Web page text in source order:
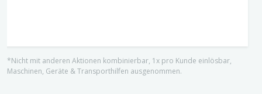
*Nicht mit anderen Aktionen kombinierbar, 1x pro Kunde einlösbar,
Maschinen, Geräte & Transporthilfen ausgenommen.